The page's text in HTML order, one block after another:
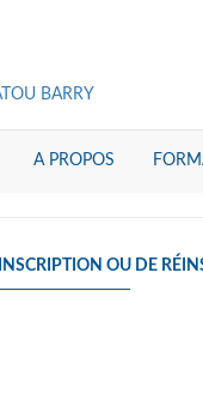
BARRY
A PROPOS
OU DE